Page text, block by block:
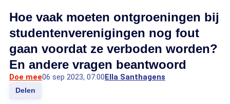
Hoe vaak moeten ontgroeningen bij
studentenverenigingen nog fout
gaan voordat ze verboden worden?
En andere vragen beantwoord
Doe mee06 sep 2023, 07:00Ella Santhagens
Delen